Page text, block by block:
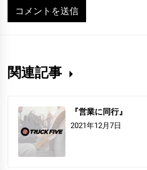
関連記事
『営業に同行』
2021年12月7日